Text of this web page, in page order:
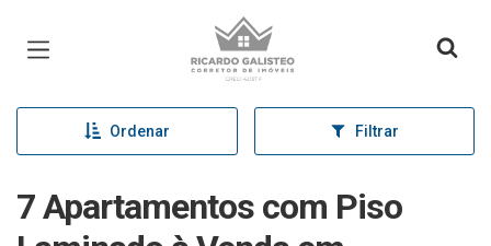
Página inicial
Ordenar Filtrar
7 Apartamentos com Piso